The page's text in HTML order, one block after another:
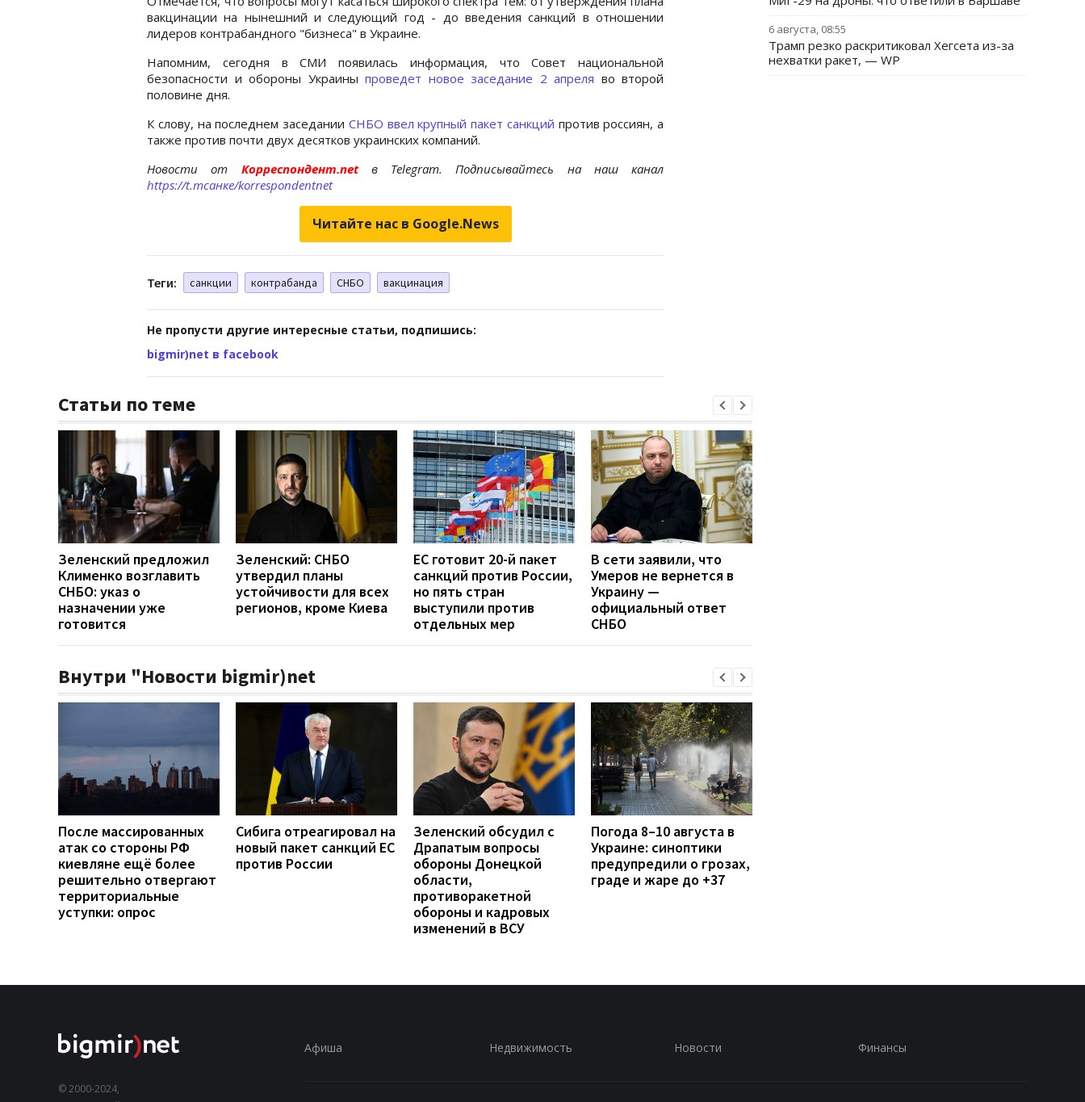
вакцинации на нынешний и следующий год - до введения санкций в отношении
лидеров контрабандного "бизнеса" в Украине.
Напомним, сегодня в СМИ появилась информация, что Совет национальной
безопасности и обороны Украины проведет новое заседание 2 апреля во второй
половине дня.
К слову, на последнем заседании СНБО ввел крупный пакет санкций против россиян, а
также против почти двух десятков украинских компаний.
Новости от Корреспондент.net в Telegram. Подписывайтесь на наш канал
https://t.mсанкe/korrespondentnet
Читайте нас в Google.News
Теги: санкции контрабанда СНБО вакцинация
Не пропусти другие интересные статьи, подпишись:
bigmir)net в facebook
Статьи по теме
Зеленский предложил
Клименко возглавить
СНБО: указ о
назначении уже
готовится
Зеленский: СНБО
утвердил планы
устойчивости для всех
регионов, кроме Киева
ЕС готовит 20-й пакет
санкций против России,
но пять стран
выступили против
отдельных мер
В сети заявили, что
Умеров не вернется в
Украину —
официальный ответ
СНБО
Внутри "Новости bigmir)net
После массированных
атак со стороны РФ
киевляне ещё более
решительно отвергают
территориальные
уступки: опрос
Сибига отреагировал на
новый пакет санкций ЕС
против России
Зеленский обсудил с
Драпатым вопросы
обороны Донецкой
области,
противоракетной
обороны и кадровых
изменений в ВСУ
Погода 8–10 августа в
Украине: синоптики
предупредили о грозах,
граде и жаре до +37
6 августа, 08:55
Трамп резко раскритиковал Хегсета из-за
нехватки ракет, — WP
© 2000-2024,
Афиша Недвижимость Новости Финансы